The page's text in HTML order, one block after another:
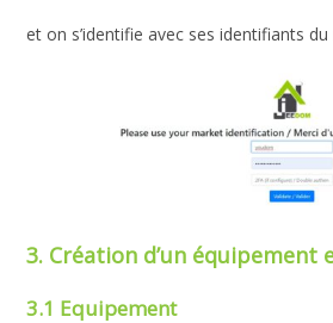
et on s’identifie avec ses identifiants
3. Création d’un équipement
3.1 Equipement